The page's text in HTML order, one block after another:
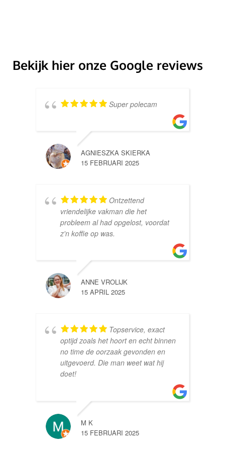
Bekijk hier onze Google reviews
Super polecam
AGNIESZKA SKIERKA
15 FEBRUARI 2025
Ontzettend
vriendelijke vakman die het
probleem al had opgelost, voordat
z'n koffie op was.
ANNE VROLIJK
15 APRIL 2025
Topservice, exact
optijd zoals het hoort en echt binnen
no time de oorzaak gevonden en
uitgevoerd. Die man weet wat hij
doet!
M K
15 FEBRUARI 2025